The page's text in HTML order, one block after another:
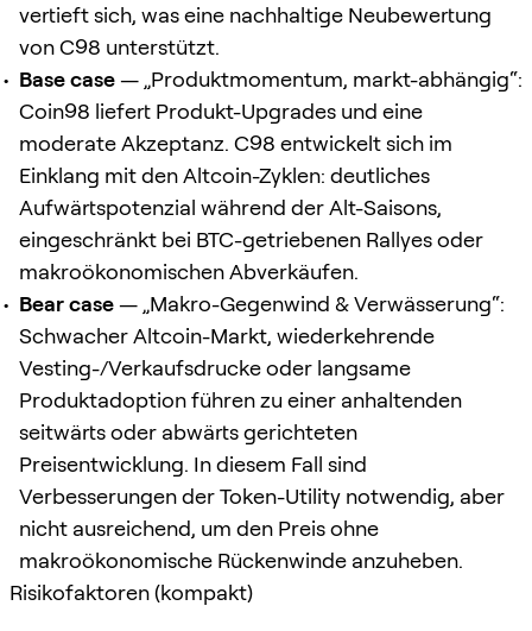
vertieft sich, was eine nachhaltige Neubewertung
von C98 unterstützt.
Base case— „Produktmomentum, markt-abhängig“:
Coin98 liefert Produkt-Upgrades und eine
moderate Akzeptanz. C98 entwickelt sich im
Einklang mit den Altcoin-Zyklen: deutliches
Aufwärtspotenzial während der Alt-Saisons,
eingeschränkt bei BTC-getriebenen Rallyes oder
makroökonomischen Abverkäufen.
Bear case— „Makro-Gegenwind & Verwässerung“:
Schwacher Altcoin-Markt, wiederkehrende
Vesting-/Verkaufsdrucke oder langsame
Produktadoption führen zu einer anhaltenden
seitwärts oder abwärts gerichteten
Preisentwicklung. In diesem Fall sind
Verbesserungen der Token-Utility notwendig, aber
nicht ausreichend, um den Preis ohne
makroökonomische Rückenwinde anzuheben.
Risikofaktoren (kompakt)